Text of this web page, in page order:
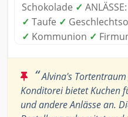
Schokolade ✓
✓ Taufe ✓
✓ Kommunion ✓
“Alvina's
Konditorei bietet Kuchen
und andere Anlässe an.